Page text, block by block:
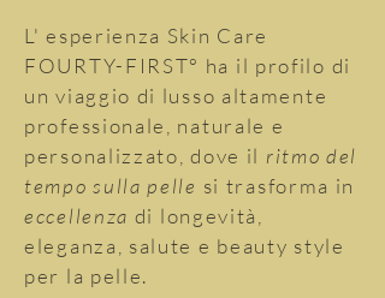
L' esperienza Skin Care
FOURTY-FIRST° ha il profilo di
un viaggio di lusso altamente
professionale, naturale e
personalizzato, dove il ritmo del
tempo sulla pelle si trasforma in
eccellenza di longevità,
eleganza, salute e beauty style
per la pelle.